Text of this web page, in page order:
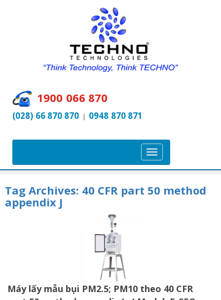
1900 066 870
(028) 66 870 870 | 0948 870 871
T
o
g
a
Tag Archives: 40 CFR part 50 method
appendix J
Máy lấy mẫu bụi PM2.5; PM10 theo 40 CFR